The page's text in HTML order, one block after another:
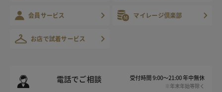
会員サービス マイレージ倶楽部
お店で試着サービス
電話でご相談 受付時間 9:00～21:00 年中無休
※年末年始等除く